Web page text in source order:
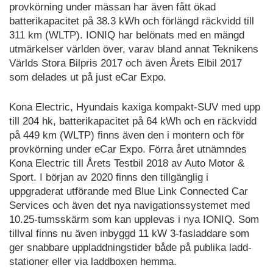
provkörning under mässan har även fått ökad
batterikapacitet på 38.3 kWh och förlängd räckvidd till
311 km (WLTP). IONIQ har belönats med en mängd
utmärkelser världen över, varav bland annat Teknikens
Världs Stora Bilpris 2017 och även Årets Elbil 2017
som delades ut på just eCar Expo.
Kona Electric, Hyundais kaxiga kompakt-SUV med upp
till 204 hk, batterikapacitet på 64 kWh och en räckvidd
på 449 km (WLTP) finns även den i montern och för
provkörning under eCar Expo. Förra året utnämndes
Kona Electric till Årets Testbil 2018 av Auto Motor &
Sport. I början av 2020 finns den tillgänglig i
uppgraderat utförande med Blue Link Connected Car
Services och även det nya navigationssystemet med
10.25-tumsskärm som kan upplevas i nya IONIQ. Som
tillval finns nu även inbyggd 11 kW 3-fasladdare som
ger snabbare uppladdningstider både på publika ladd-
stationer eller via laddboxen hemma.